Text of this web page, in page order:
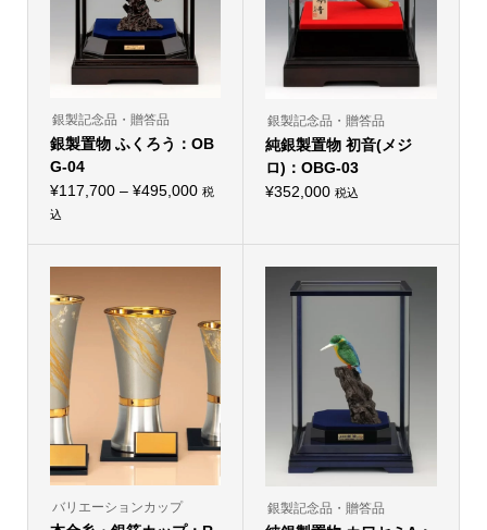
銀製記念品・贈答品
銀製置物 ふくろう：OB
G-04
¥117,700 – ¥495,000価
税
込
の
は
複
数
の
バ
リ
エ
ー
ョ
が
あ
り
銀製記念品・贈答品
純銀製置物 初音(メジ
ロ)：OBG-03
¥352,000 税込
バリエーションカップ 銀製記念品・贈答品